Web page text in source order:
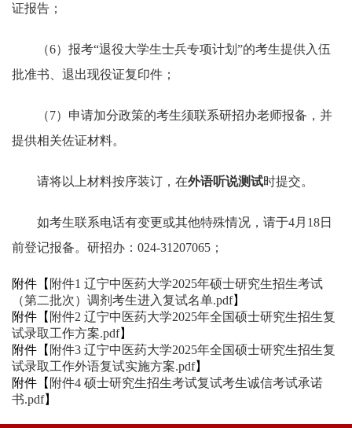
证报告；
（6）报考“退役大学生士兵专项计划”的考生提供入伍
批准书、退出现役证复印件；
（7）申请加分政策的考生须联系研招办老师报备，并
提供相关佐证材料。
请将以上材料按序装订，在外语听说测试时提交。
如考生联系电话有变更或其他特殊情况，请于4月18日
前登记报备。研招办：024-31207065；
附件【 附件1 辽宁中医药大学2025年硕士研究生招生考试
（第二批次）调剂考生进入复试名单.pdf】
附件【 附件2 辽宁中医药大学2025年全国硕士研究生招生复
试录取工作方案.pdf】
附件【 附件3 辽宁中医药大学2025年全国硕士研究生招生复
试录取工作外语复试实施方案.pdf】
附件【 附件4 硕士研究生招生考试复试考生诚信考试承诺
书.pdf】